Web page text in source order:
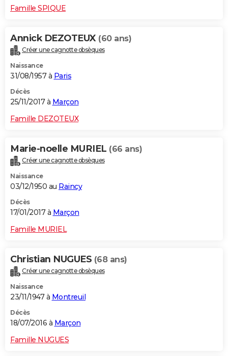
Famille SPIQUE
Annick DEZOTEUX (60 ans)
Créer une cagnotte obsèques
Naissance
31/08/1957 à Paris
Décès
25/11/2017 à Marçon
Famille DEZOTEUX
Marie-noelle MURIEL (66 ans)
Créer une cagnotte obsèques
Naissance
03/12/1950 au Raincy
Décès
17/01/2017 à Marçon
Famille MURIEL
Christian NUGUES (68 ans)
Créer une cagnotte obsèques
Naissance
23/11/1947 à Montreuil
Décès
18/07/2016 à Marçon
Famille NUGUES